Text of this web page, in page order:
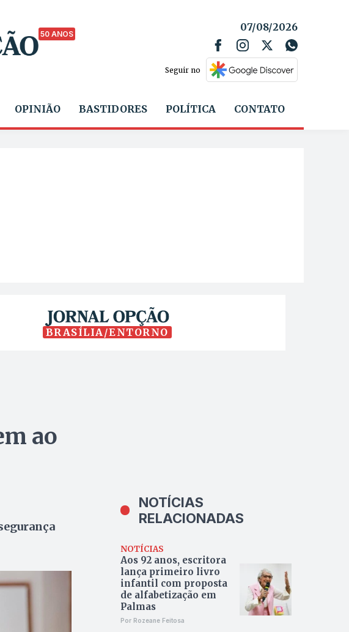
50 ANOS
07/08/2026
Seguir no
OPINIÃO BASTIDORES POLÍTICA CONTATO
BRASÍLIA/ENTORNO
ao
NOTÍCIAS
RELACIONADAS
NOTÍCIAS
Aos 92 anos, escritora
lança primeiro livro
infantil com proposta
de alfabetização em
Palmas
Por Rozeane Feitosa